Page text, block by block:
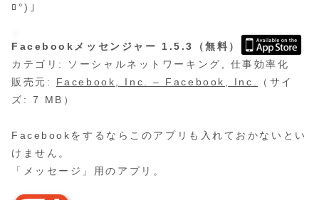
ﾛ°)｣
Facebookメッセンジャー 1.5.3（無料）
カテゴリ: ソーシャルネットワーキング, 仕事効率化
販売元: Facebook, Inc. – Facebook, Inc.
（サイ
ズ: 7 MB）
Facebookをするならこのアプリも入れておかないとい
けません。
「メッセージ」用のアプリ。